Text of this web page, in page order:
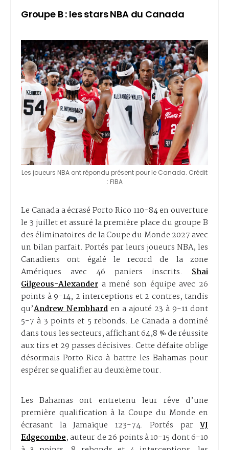
Groupe B : les stars NBA du Canada
Les joueurs NBA ont répondu présent pour le Canada. Crédit
: FIBA
Le Canada a écrasé Porto Rico 110-84 en ouverture
le 3 juillet et assuré la première place du groupe B
des éliminatoires de la Coupe du Monde 2027 avec
un bilan parfait. Portés par leurs joueurs NBA, les
Canadiens ont égalé le record de la zone
Amériques avec 46 paniers inscrits. Shai
Gilgeous-Alexander a mené son équipe avec 26
points à 9-14, 2 interceptions et 2 contres, tandis
qu’Andrew Nembhard en a ajouté 23 à 9-11 dont
5-7 à 3 points et 5 rebonds. Le Canada a dominé
dans tous les secteurs, affichant 64,8 % de réussite
aux tirs et 29 passes décisives. Cette défaite oblige
désormais Porto Rico à battre les Bahamas pour
espérer se qualifier au deuxième tour.
Les Bahamas ont entretenu leur rêve d’une
première qualification à la Coupe du Monde en
écrasant la Jamaïque 123-74. Portés par VJ
Edgecombe, auteur de 26 points à 10-15 dont 6-10